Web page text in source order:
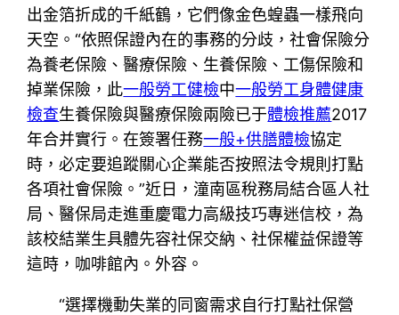
出金箔折成的千紙鶴，它們像金色蝗蟲一樣飛向
天空。“依照保證內在的事務的分歧，社會保險分
為養老保險、醫療保險、生養保險、工傷保險和
掉業保險，此一般勞工健檢中一般勞工身體健康
檢查生養保險與醫療保險兩險已于體檢推薦2017
年合并實行。在簽署任務一般+供膳體檢協定
時，必定要追蹤關心企業能否按照法令規則打點
各項社會保險。”近日，潼南區稅務局結合區人社
局、醫保局走進重慶電力高級技巧專迷信校，為
該校結業生具體先容社保交納、社保權益保證等
這時，咖啡館內。外容。
“選擇機動失業的同窗需求自行打點社保營